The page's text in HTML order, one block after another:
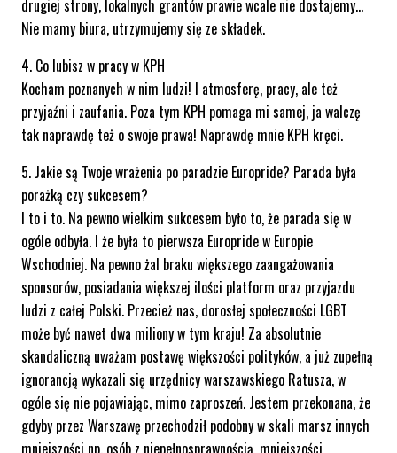
drugiej strony, lokalnych grantów prawie wcale nie dostajemy…
Nie mamy biura, utrzymujemy się ze składek.
4. Co lubisz w pracy w KPH
Kocham poznanych w nim ludzi! I atmosferę, pracy, ale też
przyjaźni i zaufania. Poza tym KPH pomaga mi samej, ja walczę
tak naprawdę też o swoje prawa! Naprawdę mnie KPH kręci.
5. Jakie są Twoje wrażenia po paradzie Europride? Parada była
porażką czy sukcesem?
I to i to. Na pewno wielkim sukcesem było to, że parada się w
ogóle odbyła. I że była to pierwsza Europride w Europie
Wschodniej. Na pewno żal braku większego zaangażowania
sponsorów, posiadania większej ilości platform oraz przyjazdu
ludzi z całej Polski. Przecież nas, dorosłej społeczności LGBT
może być nawet dwa miliony w tym kraju! Za absolutnie
skandaliczną uważam postawę większości polityków, a już zupełną
ignorancją wykazali się urzędnicy warszawskiego Ratusza, w
ogóle się nie pojawiając, mimo zaproszeń. Jestem przekonana, że
gdyby przez Warszawę przechodził podobny w skali marsz innych